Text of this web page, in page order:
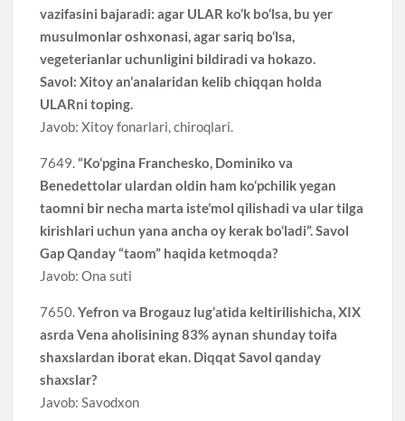
vazifasini bajaradi: agar ULAR ko‘k bo‘lsa, bu yer
musulmonlar oshxonasi, agar sariq bo‘lsa,
vegeterianlar uchunligini bildiradi va hokazo.
Savol: Xitoy an’analaridan kelib chiqqan holda
ULARni toping.
Javob: Xitoy fonarlari, chiroqlari.
7649.“Ko‘pgina Franchesko, Dominiko va
Benedettolar ulardan oldin ham ko‘pchilik yegan
taomni bir necha marta iste’mol qilishadi va ular tilga
kirishlari uchun yana ancha oy kerak bo‘ladi”. Savol
Gap Qanday “taom” haqida ketmoqda?
Javob: Ona suti
7650.Yefron va Brogauz lug‘atida keltirilishicha, XIX
asrda Vena aholisining 83% aynan shunday toifa
shaxslardan iborat ekan. Diqqat Savol qanday
shaxslar?
Javob: Savodxon